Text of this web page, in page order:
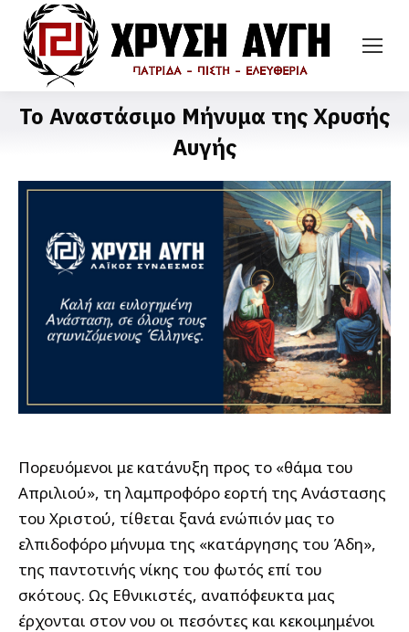
Το Αναστάσιμο Μήνυμα της Χρυσής
Αυγής
Πορευόμενοι με κατάνυξη προς το «θάμα του
Απριλιού», τη λαμπροφόρο εορτή της Ανάστασης
του Χριστού, τίθεται ξανά ενώπιόν μας το
ελπιδοφόρο μήνυμα της «κατάργησης του Άδη»,
της παντοτινής νίκης του φωτός επί του
σκότους. Ως Εθνικιστές, αναπόφευκτα μας
έρχονται στον νου οι πεσόντες και κεκοιμημένοι